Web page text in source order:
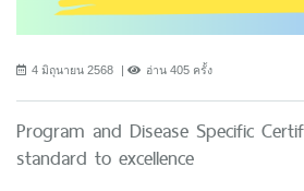
4 มิถุนายน 2568 อ่าน 405 ครั้ง
Program and Disease Specific
standard to excellence